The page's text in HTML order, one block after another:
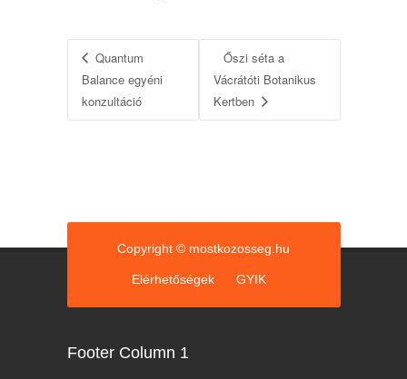
Quantum
Balance egyéni
konzultáció
Őszi séta a
Vácrátóti Botanikus
Kertben
Copyright © mostkozosseg.hu
Elérhetőségek GYIK
Footer Column 1